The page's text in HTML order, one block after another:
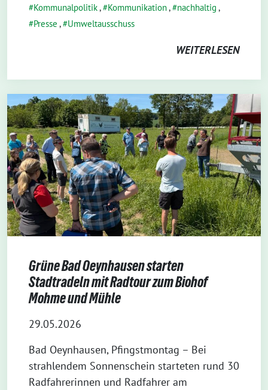
Kommunalpolitik, Kommunikation, nachhaltig ,
Presse , Umweltausschuss
WEITERLESEN
Grüne Bad Oeynhausen starten
Stadtradeln mit Radtour zum Biohof
Mohme und Mühle
29.05.2026
Bad Oeynhausen, Pfingstmontag – Bei
strahlendem Sonnenschein starteten rund 30
Radfahrerinnen und Radfahrer am